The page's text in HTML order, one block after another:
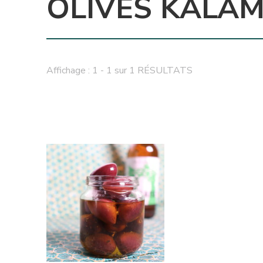
OLIVES
Affichage : 1 - 1 sur 1 RÉSULTATS